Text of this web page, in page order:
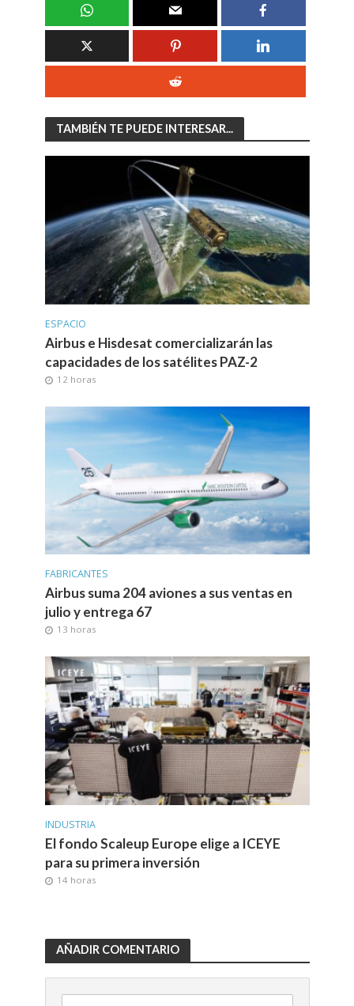
TAMBIÉN TE PUEDE INTERESAR...
ESPACIO
Airbus e Hisdesat comercializarán las
capacidades de los satélites PAZ-2
12 horas
FABRICANTES
Airbus suma 204 aviones a sus ventas en
julio y entrega 67
13 horas
INDUSTRIA
El fondo Scaleup Europe elige a ICEYE
para su primera inversión
14 horas
AÑADIR COMENTARIO